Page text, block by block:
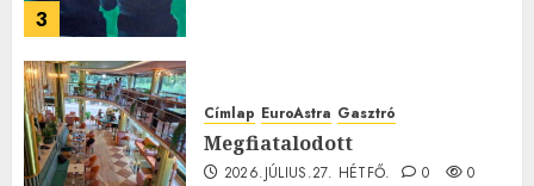
3
Címlap EuroAstra Gasztró
Megfiatalodott
2026.JÚLIUS.27. HÉTFŐ. 0 0